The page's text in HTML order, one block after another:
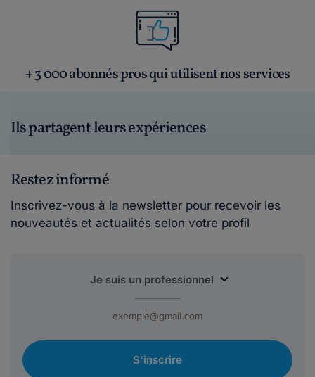
+ 3 000 abonnés pros qui utilisent nos services
Ils partagent leurs expériences
Restez informé
Inscrivez-vous à la newsletter pour recevoir les
nouveautés et actualités selon votre profil
S'inscrire